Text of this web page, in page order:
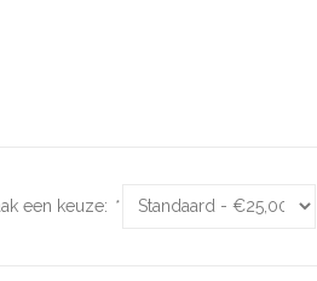
een keuze: *